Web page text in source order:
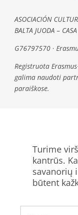
ASOCIACIÓN
BALTA JUODA –
G76797570 ·
Registruota
galima naudoti
paraiškose.
Turime
kantrūs.
savanorių
būtent